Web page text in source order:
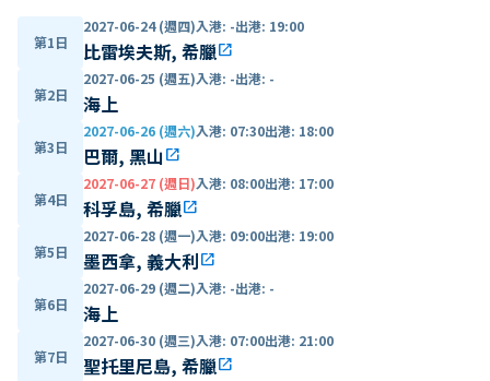
第1日
2027-06-24 (週四)入港: -出港: 19:00
比雷埃夫斯, 希臘open_in_new
第2日
2027-06-25 (週五)入港: -出港: -
海上
第3日
2027-06-26 (週六)入港: 07:30出港: 18:00
巴爾, 黑山 open_in_new
第4日
2027-06-27 (週日)入港: 08:00出港: 17:00
科孚島, 希臘open_in_new
第5日
2027-06-28 (週一)入港: 09:00出港: 19:00
墨西拿, 義大利open_in_new
第6日
2027-06-29 (週二)入港: -出港: -
海上
第7日
2027-06-30 (週三)入港: 07:00出港: 21:00
聖托里尼島, 希臘open_in_new